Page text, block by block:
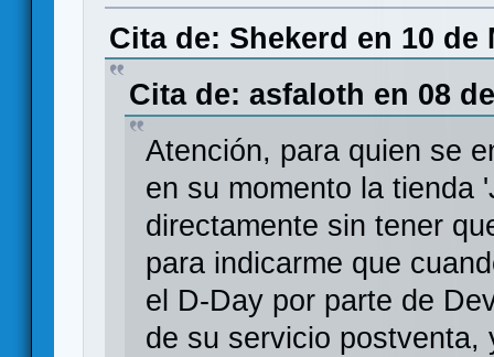
Cita de: Shekerd en 10 de
Cita de: asfaloth en 08
Atención, para quien se
en su momento la tienda
directamente sin tener
para indicarme que
el D-Day por parte de
de su servicio postventa,